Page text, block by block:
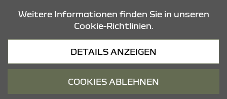
Datenschutz
Weitere Informationen finden Sie in unseren
Cookie-Richtlinien.
DETAILS ANZEIGEN
COOKIES ABLEHNEN